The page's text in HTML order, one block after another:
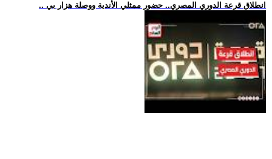
.. انطلاق قرعة الدوري المصري.. حضور ممثلي الأندية ووصلة هزار بي